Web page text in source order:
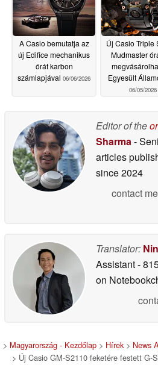
A Casio bemutatja az
új Edifice mechanikus
órát karbon
számlapjával 06/06/2026
Új Casio Triple
Mudmaster
Egyesült
06/05/2026
Editor of the
Sharma-
articles
since 2024
contact
Translator:
Assistant-
on
> Magyarország - Kezdőlap > Hírek> News
> Új Casio GM-S2110 feketére festett G-